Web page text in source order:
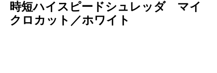
時短ハイスピードシュレッダ マイ
クロカット／ホワイト